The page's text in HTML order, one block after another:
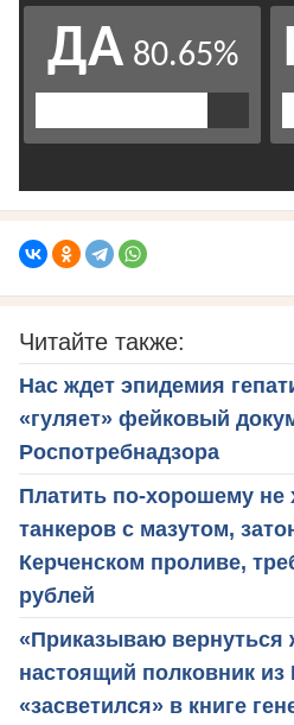
Читайте также:
Нас ждет эпидемия
«гуляет» фейковый
Роспотребнадзора
Платить по-хорошему не
танкеров с мазутом,
Керченском проливе,
рублей
«Приказываю
настоящий полковник из
«засветился» в книге